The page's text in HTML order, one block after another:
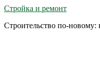
Стройка и ремонт
Строительство по-